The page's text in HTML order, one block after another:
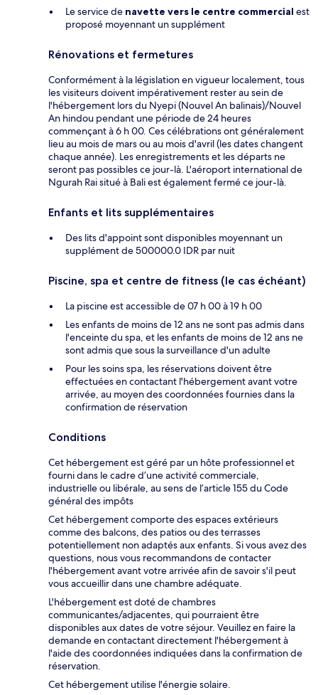
Le service de navette vers le centre commercial est
proposé moyennant un supplément
Rénovations et fermetures
Conformément à la législation en vigueur localement, tous
les visiteurs doivent impérativement rester au sein de
l'hébergement lors du Nyepi (Nouvel An balinais)/Nouvel
An hindou pendant une période de 24 heures
commençant à 6 h 00. Ces célébrations ont généralement
lieu au mois de mars ou au mois d'avril (les dates changent
chaque année). Les enregistrements et les départs ne
seront pas possibles ce jour-là. L'aéroport international de
Ngurah Rai situé à Bali est également fermé ce jour-là.
Enfants et lits supplémentaires
Des lits d'appoint sont disponibles moyennant un
supplément de 500000.0 IDR par nuit
Piscine, spa et centre de fitness (le cas échéant)
La piscine est accessible de 07 h 00 à 19 h 00
Les enfants de moins de 12 ans ne sont pas admis dans
l'enceinte du spa, et les enfants de moins de 12 ans ne
sont admis que sous la surveillance d'un adulte
Pour les soins spa, les réservations doivent être
effectuées en contactant l'hébergement avant votre
arrivée, au moyen des coordonnées fournies dans la
confirmation de réservation
Conditions
Cet hébergement est géré par un hôte professionnel et
fourni dans le cadre d’une activité commerciale,
industrielle ou libérale, au sens de l’article 155 du Code
général des impôts
Cet hébergement comporte des espaces extérieurs
comme des balcons, des patios ou des terrasses
potentiellement non adaptés aux enfants. Si vous avez des
questions, nous vous recommandons de contacter
l'hébergement avant votre arrivée afin de savoir s'il peut
vous accueillir dans une chambre adéquate.
L'hébergement est doté de chambres
communicantes/adjacentes, qui pourraient être
disponibles aux dates de votre séjour. Veuillez en faire la
demande en contactant directement l'hébergement à
l'aide des coordonnées indiquées dans la confirmation de
réservation.
Cet hébergement utilise l'énergie solaire.